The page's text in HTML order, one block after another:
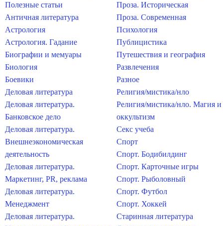
Полезные статьи
Античная литература
Астрология
Астрология. Гадание
Биографии и мемуары
Биология
Боевики
Деловая литература
Деловая литература.
Банковское дело
Деловая литература.
Внешнеэкономическая
деятельность
Деловая литература.
Маркетинг, PR, реклама
Деловая литература.
Менеджмент
Деловая литература.
Проза. Историческая
Проза. Современная
Психология
Публицистика
Путешествия и география
Развлечения
Разное
Религия/мистика/нло
Религия/мистика/нло. Магия и
оккультизм
Секс учеба
Спорт
Спорт. Бодибилдинг
Спорт. Карточные игры
Спорт. Рыболовный
Спорт. Футбол
Спорт. Хоккей
Старинная литература